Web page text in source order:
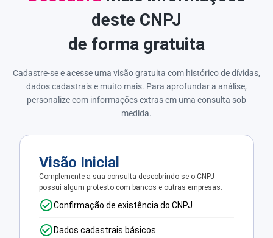
deste CNPJ
de forma gratuita
Cadastre-se e acesse uma visão gratuita com histórico de dívidas,
dados cadastrais e muito mais. Para aprofundar a análise,
personalize com informações extras em uma consulta sob
medida.
Visão Inicial
Complemente a sua consulta descobrindo se o CNPJ
possui algum protesto com bancos e outras empresas.
Confirmação de existência do CNPJ
Dados cadastrais básicos